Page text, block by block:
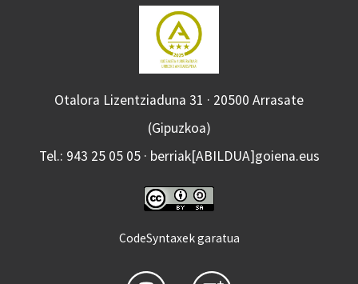
Otalora Lizentziaduna 31 · 20500 Arrasate
(Gipuzkoa)
Tel.: 943 25 05 05 · berriak[ABILDUA]goiena.eus
CodeSyntaxek garatua